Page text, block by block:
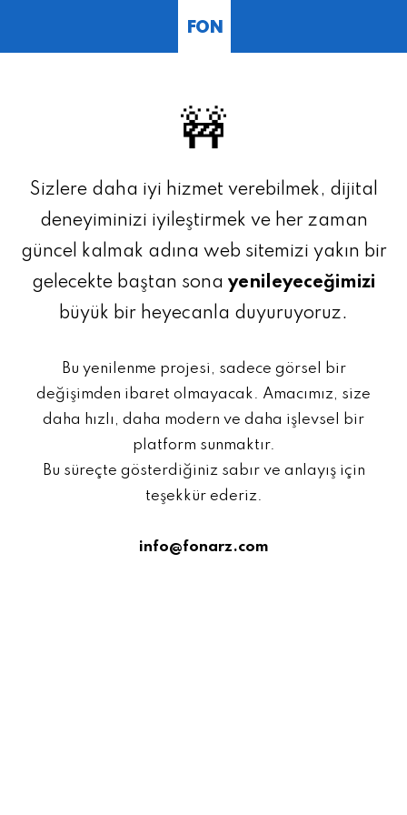
FON
🚧
Sizlere daha iyi hizmet verebilmek, dijital
deneyiminizi iyileştirmek ve her zaman
güncel kalmak adına web sitemizi yakın bir
gelecekte baştan sona yenileyeceğimizi
büyük bir heyecanla duyuruyoruz.
Bu yenilenme projesi, sadece görsel bir
değişimden ibaret olmayacak. Amacımız, size
daha hızlı, daha modern ve daha işlevsel bir
platform sunmaktır.
Bu süreçte gösterdiğiniz sabır ve anlayış için
teşekkür ederiz.
info@fonarz.com